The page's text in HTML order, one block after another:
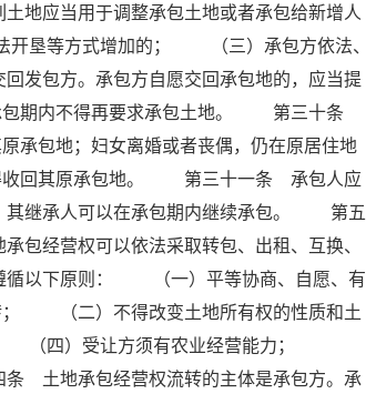
应当用于调整承包土地或者承包给新增人
垦等方式增加的； （三）承包方依法
包方。承包方自愿交回承包地的，应当提
承包期内不得再要求承包土地。 第三十条
承包地；妇女离婚或者丧偶，仍在原居住地
得收回其原承包地。 第三十一条 承包人应
其继承人可以在承包期内继续承包。 第五
经营权可以依法采取转包、出租、互换、
以下原则： （一）平等协商、自愿、有
； （二）不得改变土地所有权的性质和土
（四）受让方须有农业经营能力；
土地承包经营权流转的主体是承包方。承